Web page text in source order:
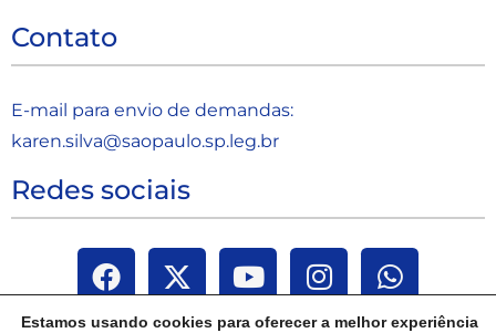
Contato
E-mail para envio de demandas:
karen.silva@saopaulo.sp.leg.br
Redes sociais
Estamos usando cookies para oferecer a melhor experiência